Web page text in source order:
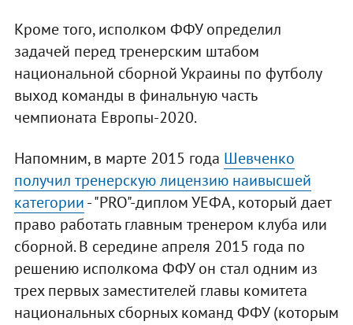
Кроме того, исполком ФФУ определил
задачей перед тренерским штабом
национальной сборной Украины по футболу
выход команды в финальную часть
чемпионата Европы-2020.
Напомним, в марте 2015 года Шевченко
получил тренерскую лицензию наивысшей
категории- "PRO"-диплом УЕФА, который дает
право работать главным тренером клуба или
сборной. В середине апреля 2015 года по
решению исполкома ФФУ он стал одним из
трех первых заместителей главы комитета
национальных сборных команд ФФУ (которым